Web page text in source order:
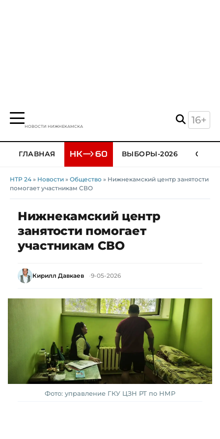
НОВОСТИ НИЖНЕКАМСКА
16+
ГЛАВНАЯ ВЫБОРЫ-2026
НТР 24 » Новости » Общество » Нижнекамский центр занятости
помогает участникам СВО
Нижнекамский центр
занятости помогает
участникам СВО
Кирилл Давкаев 9-05-2026
Фото: управление ГКУ ЦЗН РТ по НМР